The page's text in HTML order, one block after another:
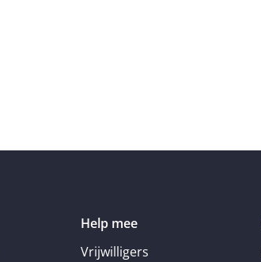
Help mee
Vrijwilligers